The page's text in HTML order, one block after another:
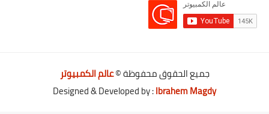
جميع الحقوق محفوظة ©عالم الكمبيوتر
Designed & Developed by :Ibrahem Magdy